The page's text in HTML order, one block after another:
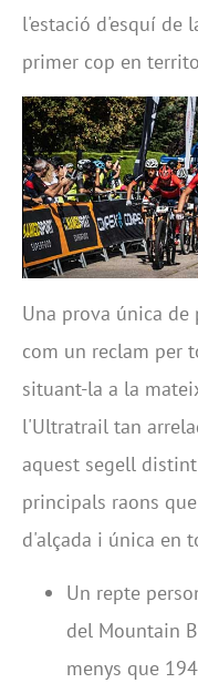
l'estació d'esquí de
primer cop en
Una prova única
com un reclam per
situant-la a la
l'Ultratrail tan
aquest segell
principals raons
d'alçada i única en
Un repte
del Mountain
menys que